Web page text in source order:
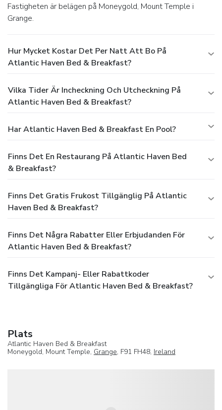
Fastigheten är belägen på Moneygold, Mount Temple i
Grange.
Hur Mycket Kostar Det Per Natt Att Bo På
Atlantic Haven Bed & Breakfast?
Vilka Tider Är Incheckning Och Utcheckning På
Atlantic Haven Bed & Breakfast?
Har Atlantic Haven Bed & Breakfast En Pool?
Finns Det En Restaurang På Atlantic Haven Bed
& Breakfast?
Finns Det Gratis Frukost Tillgänglig På Atlantic
Haven Bed & Breakfast?
Finns Det Några Rabatter Eller Erbjudanden För
Atlantic Haven Bed & Breakfast?
Finns Det Kampanj- Eller Rabattkoder
Tillgängliga För Atlantic Haven Bed & Breakfast?
Plats
Atlantic Haven Bed & Breakfast
Moneygold, Mount Temple, Grange, F91 FH48, Ireland